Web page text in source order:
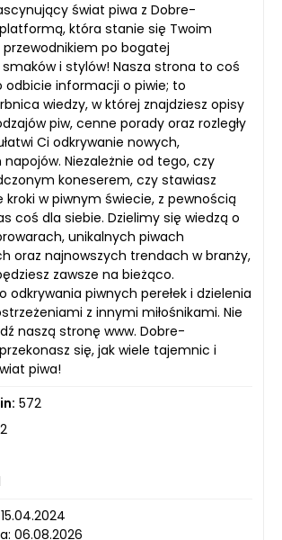
świat piwa z Dobre-
która stanie się Twoim
po bogatej
i stylów! Nasza strona to coś
odbicie informacji o piwie; to
wiedzy, w której znajdziesz opisy
piw, cenne porady oraz rozległy
Ci odkrywanie nowych,
Niezależnie od tego, czy
koneserem, czy stawiasz
kroki w piwnym świecie, z pewnością
coś dla siebie. Dzielimy się wiedzą o
unikalnych piwach
oraz najnowszych trendach w branży,
zawsze na bieżąco.
odkrywania piwnych perełek i dzielenia
z innymi miłośnikami. Nie
naszą stronę www. Dobre-
się, jak wiele tajemnic i
piwa!
572
2
06.08.2026